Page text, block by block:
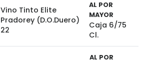
Vino Tinto Elite
Pradorey (D.O.Duero)
22
AL POR
MAYOR
Caja 6/75
Cl.
AL POR